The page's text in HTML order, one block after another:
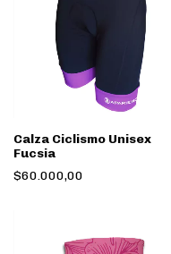
Calza Ciclismo Unisex
Fucsia
$60.000,00